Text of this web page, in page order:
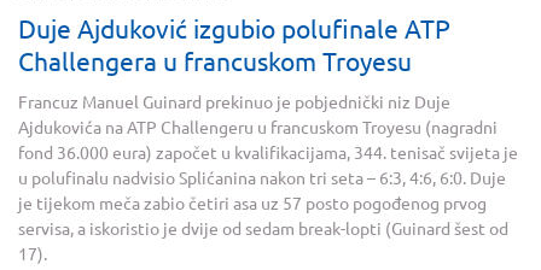
Duje Ajduković izgubio polufinale ATP
Challengera u francuskom Troyesu
Francuz Manuel Guinard prekinuo je pobjednički niz Duje
Ajdukovića na ATP Challengeru u francuskom Troyesu (nagradni
fond 36.000 eura) započet u kvalifikacijama, 344. tenisač svijeta je
u polufinalu nadvisio Splićanina nakon tri seta – 6:3, 4:6, 6:0. Duje
je tijekom meča zabio četiri asa uz 57 posto pogođenog prvog
servisa, a iskoristio je dvije od sedam break-lopti (Guinard šest od
17).